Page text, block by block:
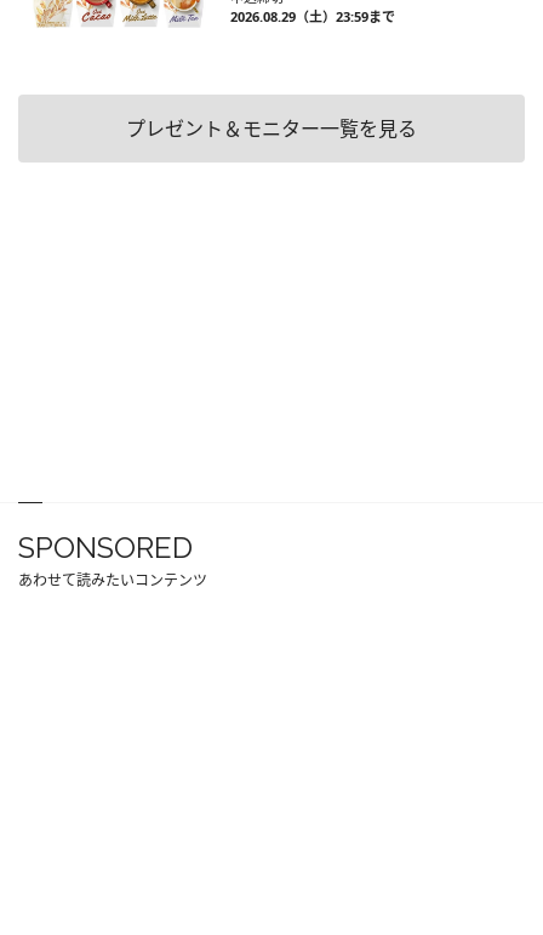
2026.08.29（土）23:59まで
プレゼント＆モニター一覧を見る
SPONSORED
あわせて読みたいコンテンツ